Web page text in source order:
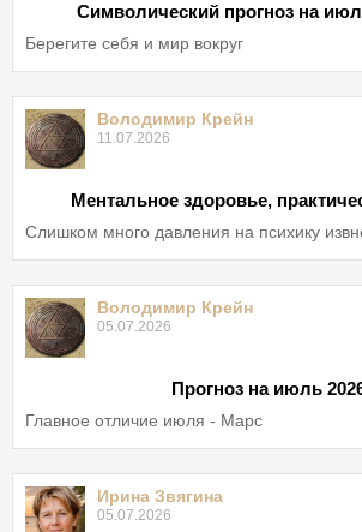
Символический прогноз на
Берегите себя и мир вокруг
Володимир Крейн
11.07.2026
Ментальное здоровье,
Слишком много давления на психику
Володимир Крейн
05.07.2026
Прогноз на июль
Главное отличие июля - Марс
Ирина Звягина
05.07.2026